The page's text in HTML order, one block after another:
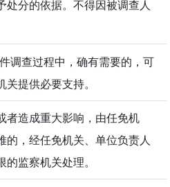
处分的依据。不得因被调查人
调查过程中，确有需要的，可
提供必要支持。
者造成重大影响，由任免机
的，经任免机关、单位负责人
监察机关处理。